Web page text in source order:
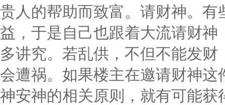
贵人的帮助而致富。请财神。有
益，于是自己也跟着大流请财神
多讲究。若乱供，不但不能发
会遭祸。如果楼主在邀请财神这
神安神的相关原则，就有可能获